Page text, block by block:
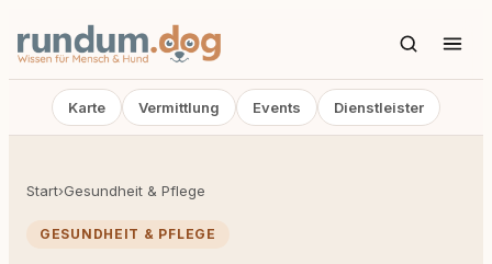
Karte Vermittlung Events Dienstleister
Start›Gesundheit & Pflege
GESUNDHEIT & PFLEGE